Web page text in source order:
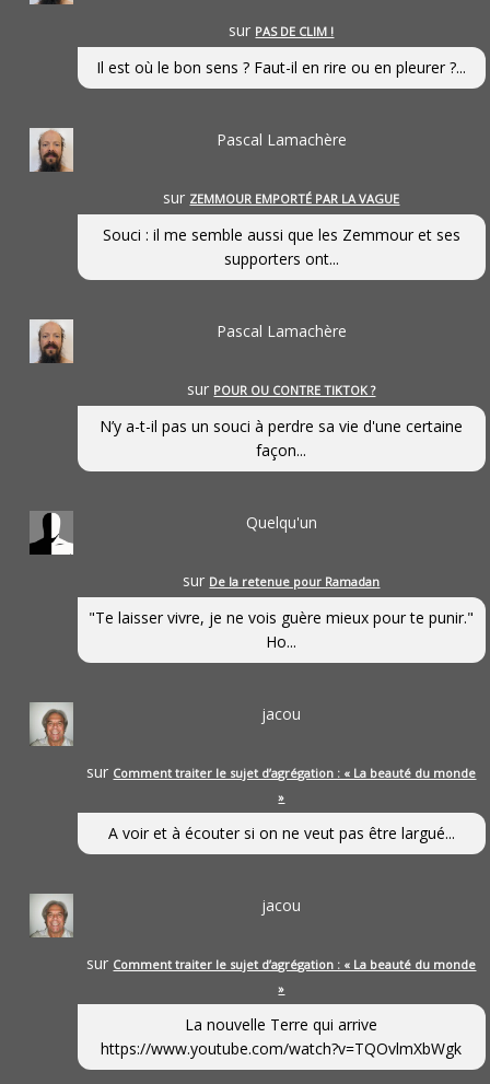
sur PAS DE CLIM !
Il est où le bon sens ? Faut-il en rire ou en pleurer ?...
Pascal Lamachère
sur ZEMMOUR EMPORTÉ PAR LA VAGUE
Souci : il me semble aussi que les Zemmour et ses
supporters ont...
Pascal Lamachère
sur POUR OU CONTRE TIKTOK ?
N’y a-t-il pas un souci à perdre sa vie d'une certaine
façon...
Quelqu'un
sur De la retenue pour Ramadan
"Te laisser vivre, je ne vois guère mieux pour te punir."
Ho...
jacou
sur Comment traiter le sujet d’agrégation : « La beauté du monde
»
A voir et à écouter si on ne veut pas être largué...
jacou
sur Comment traiter le sujet d’agrégation : « La beauté du monde
»
La nouvelle Terre qui arrive
https://www.youtube.com/watch?v=TQOvlmXbWgk